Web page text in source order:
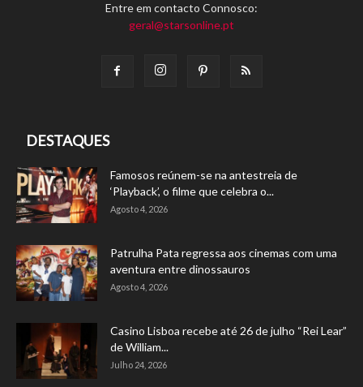
Entre em contacto Connosco:
geral@starsonline.pt
DESTAQUES
Famosos reúnem-se na antestreia de
‘Playback’, o filme que celebra o...
Agosto 4, 2026
Patrulha Pata regressa aos cinemas com uma
aventura entre dinossauros
Agosto 4, 2026
Casino Lisboa recebe até 26 de julho “Rei Lear”
de William...
Julho 24, 2026